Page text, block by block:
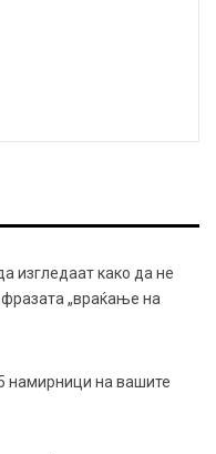
изгледаат како да не
„враќање на
намирници на вашите